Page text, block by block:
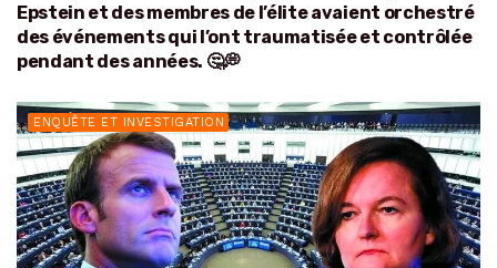
Epstein et des membres de l’élite avaient orchestré
des événements qui l’ont traumatisée et contrôlée
pendant des années. 🤔💭
ENQUÊTE ET INVESTIGATION